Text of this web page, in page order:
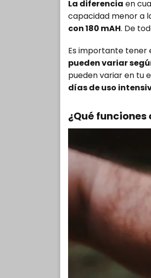
La diferencia en
capacidad menor a
con 180 mAH. De
Es importante tener
pueden variar
pueden variar en tu
días de uso
¿Qué